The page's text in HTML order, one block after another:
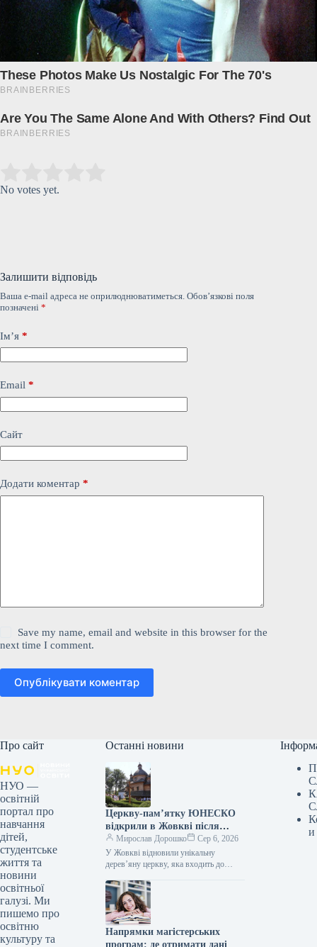
No votes yet.
Залишити відповідь
Ваша e-mail адреса не оприлюднюватиметься. Обов’язкові поля
позначені *
Ім’я *
Email *
Сайт
Додати коментар *
Save my name, email and website in this browser for the
next time I comment.
Опублікувати коментар
Про сайт
НУО —
освітній
портал про
навчання
дітей,
студентське
життя та
новини
освітньої
галузі. Ми
пишемо про
освітню
культуру та
Останні новини
Церкву-пам’ятку ЮНЕСКО
відкрили в Жовкві після
реставрації
Мирослав Дорошко
Сер 6, 2026
У Жовкві відновили унікальну
дерев’яну церкву, яка входить до
Укрінформ У місті Жовква, що на
Львівщині,…
Напрямки магістерських
програм: де отримати дані
и